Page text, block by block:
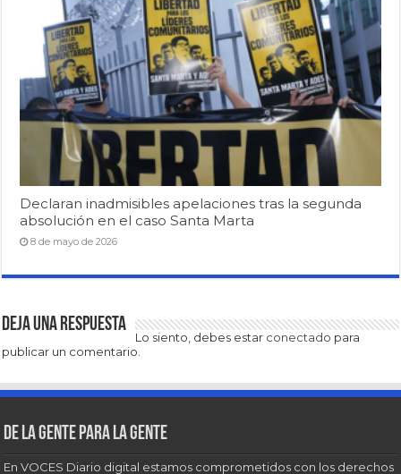
Declaran inadmisibles apelaciones tras la segunda
absolución en el caso Santa Marta
8 de mayo de 2026
Deja una respuesta
Lo siento, debes estar conectado para
publicar un comentario.
De la gente para la gente
En VOCES Diario digital estamos comprometidos con los derechos